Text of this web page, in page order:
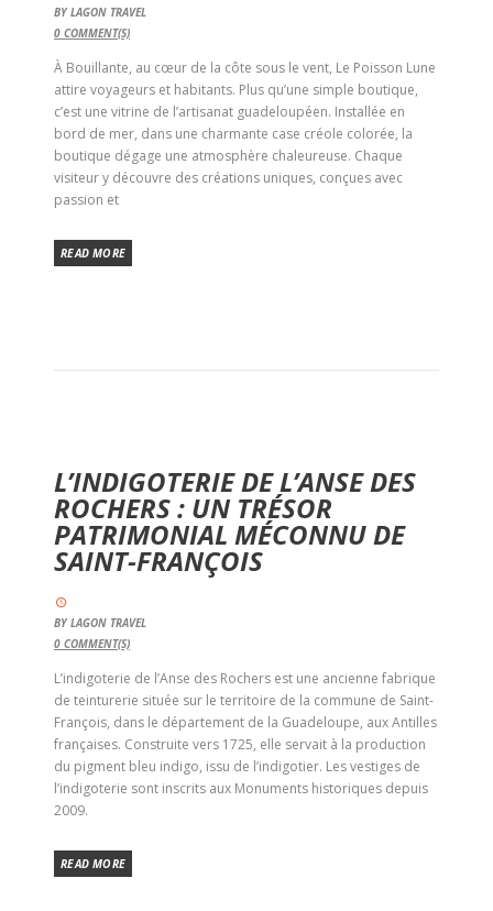
BYLAGON TRAVEL
0 COMMENT(S)
À Bouillante, au cœur de la côte sous le vent, Le Poisson Lune
attire voyageurs et habitants. Plus qu’une simple boutique,
c’est une vitrine de l’artisanat guadeloupéen. Installée en
bord de mer, dans une charmante case créole colorée, la
boutique dégage une atmosphère chaleureuse. Chaque
visiteur y découvre des créations uniques, conçues avec
passion et
READ MORE
L’INDIGOTERIE DE L’ANSE DES
ROCHERS : UN TRÉSOR
PATRIMONIAL MÉCONNU DE
SAINT-FRANÇOIS
BYLAGON TRAVEL
0 COMMENT(S)
L’indigoterie de l’Anse des Rochers est une ancienne fabrique
de teinturerie située sur le territoire de la commune de Saint-
François, dans le département de la Guadeloupe, aux Antilles
françaises. Construite vers 1725, elle servait à la production
du pigment bleu indigo, issu de l’indigotier. Les vestiges de
l’indigoterie sont inscrits aux Monuments historiques depuis
2009.
READ MORE